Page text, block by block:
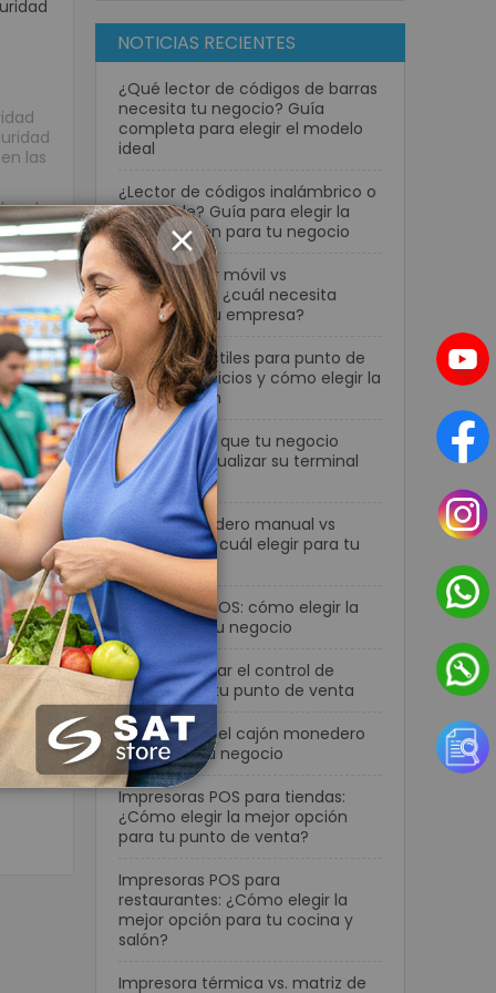
las
cada
la
que
de
NOTICIAS RECIENTES
¿Qué lector de códigos de barras
necesita tu negocio? Guía
completa para elegir el modelo
ideal
¿Lector de códigos inalámbrico o
con cable? Guía para elegir la
mejor opción para tu negocio
Computador móvil vs
smartphone: ¿cuál necesita
realmente tu empresa?
Pantallas táctiles para punto de
venta: beneficios y cómo elegir la
mejor opción
7 señales de que tu negocio
necesita actualizar su terminal
POS
Cajón monedero manual vs
automático: cuál elegir para tu
negocio
Terminales POS: cómo elegir la
mejor para tu negocio
Cómo mejorar el control de
efectivo en tu punto de venta
Cómo elegir el cajón monedero
ideal para tu negocio
Impresoras POS para tiendas:
¿Cómo elegir la mejor opción
para tu punto de venta?
Impresoras POS para
restaurantes: ¿Cómo elegir la
mejor opción para tu cocina y
salón?
Impresora térmica vs. matriz de
CLOSE